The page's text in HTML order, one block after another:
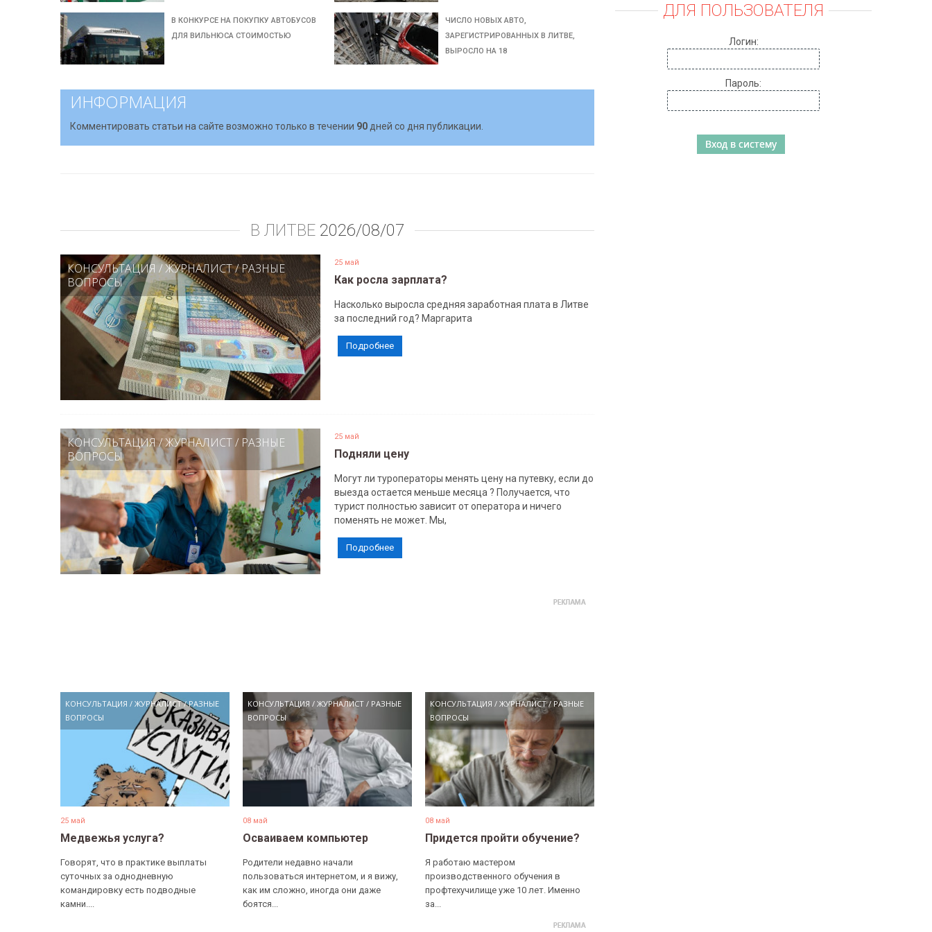
В КОНКУРСЕ НА ПОКУПКУ АВТОБУСОВ
ДЛЯ ВИЛЬНЮСА СТОИМОСТЬЮ
ЧИСЛО НОВЫХ АВТО,
ЗАРЕГИСТРИРОВАННЫХ В ЛИТВЕ,
ВЫРОСЛО НА 18
ИНФОРМАЦИЯ
Комментировать статьи на сайте возможно только в течении 90 дней со дня публикации.
В ЛИТВЕ 2026/08/07
КОНСУЛЬТАЦИЯ /ЖУРНАЛИСТ/РАЗНЫЕ
ВОПРОСЫ
25 май
Как росла зарплата?
Насколько выросла средняя заработная плата в Литве
за последний год? Маргарита
Подробнее
КОНСУЛЬТАЦИЯ/ЖУРНАЛИСТ/ РАЗНЫЕ
ВОПРОСЫ
25 май
Подняли цену
Могут ли туроператоры менять цену на путевку, если до
выезда остается меньше месяца ? Получается, что
турист полностью зависит от оператора и ничего
поменять не может. Мы,
Подробнее
КОНСУЛЬТАЦИЯ / ЖУРНАЛИСТ/РАЗНЫЕ
ВОПРОСЫ
25 май
Медвежья услуга?
Говорят, что в практике выплаты
суточных за однодневную
командировку есть подводные
камни....
КОНСУЛЬТАЦИЯ /ЖУРНАЛИСТ / РАЗНЫЕ
ВОПРОСЫ
08 май
Осваиваем компьютер
Родители недавно начали
пользоваться интернетом, и я вижу,
как им сложно, иногда они даже
боятся...
КОНСУЛЬТАЦИЯ /ЖУРНАЛИСТ/ РАЗНЫЕ
ВОПРОСЫ
08 май
Придется пройти обучение?
Я работаю мастером
производственного обучения в
профтехучилище уже 10 лет. Именно
за...
ДЛЯ ПОЛЬЗОВАТЕЛЯ
Логин:
Пароль: